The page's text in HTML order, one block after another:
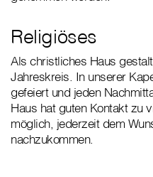
Religiöses
Als christliches Haus
Jahreskreis. In unserer
gefeiert und jeden
Haus hat guten Kontakt zu
möglich, jederzeit dem
nachzukommen.